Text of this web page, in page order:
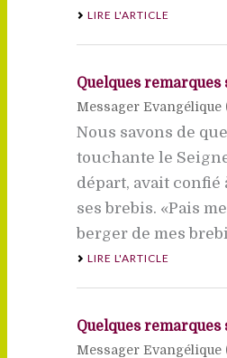
LIRE L'ARTICLE
Quelques remarques
Messager Evangélique
Nous savons de
touchante le
départ, avait confié
ses brebis. «Pais
berger de mes
LIRE L'ARTICLE
Quelques remarques
Messager Evangélique